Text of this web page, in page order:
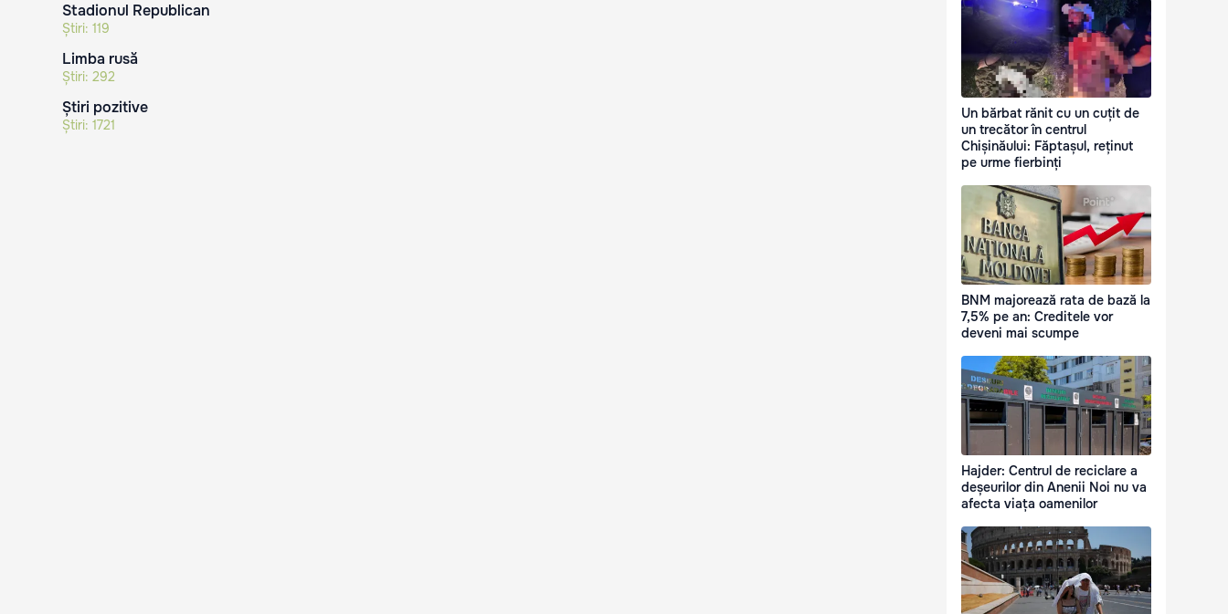
Stadionul Republican
Știri: 119
Limba rusă
Știri: 292
Știri pozitive
Știri: 1721
Un bărbat rănit cu un cuțit de
un trecător în centrul
Chișinăului: Făptașul, reținut
pe urme fierbinți
BNM majorează rata de bază la
7,5% pe an: Creditele vor
deveni mai scumpe
Hajder: Centrul de reciclare a
deșeurilor din Anenii Noi nu va
afecta viața oamenilor